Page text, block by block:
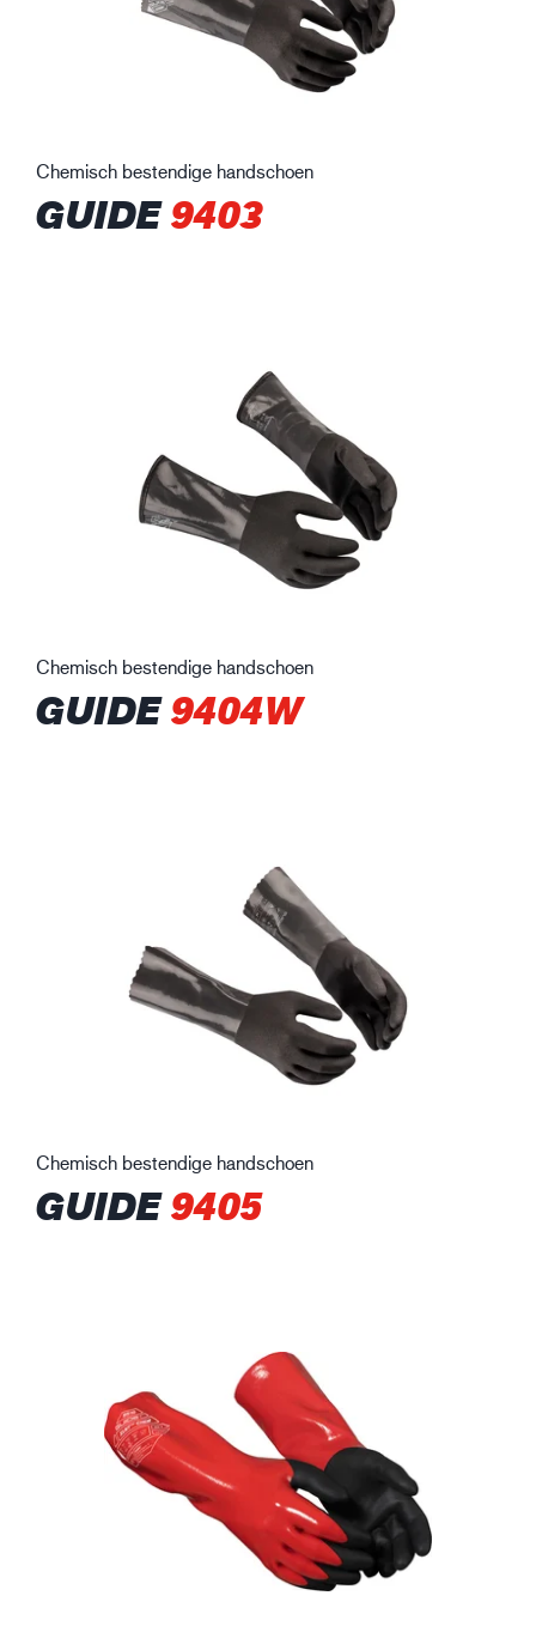
Chemisch bestendige handschoen
GUIDE9403
Chemisch bestendige handschoen
GUIDE9404W
Chemisch bestendige handschoen
GUIDE9405